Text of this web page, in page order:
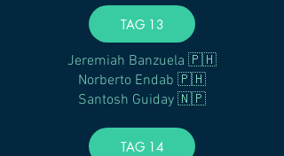
TAG 13
Jeremiah Banzuela 🇵🇭
Norberto Endab 🇵🇭
Santosh Guiday 🇳🇵
TAG 14